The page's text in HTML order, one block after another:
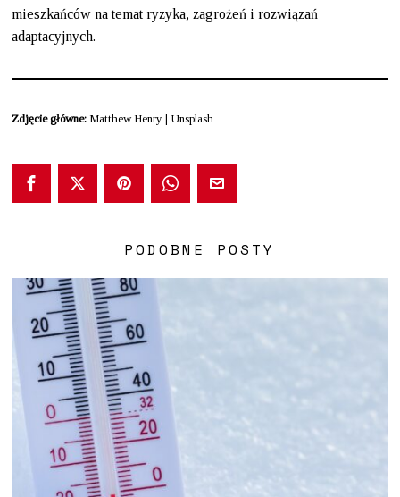
mieszkańców na temat ryzyka, zagrożeń i rozwiązań
adaptacyjnych.
Zdjęcie główne: Matthew Henry | Unsplash
PODOBNE POSTY